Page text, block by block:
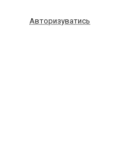
Авторизуватись